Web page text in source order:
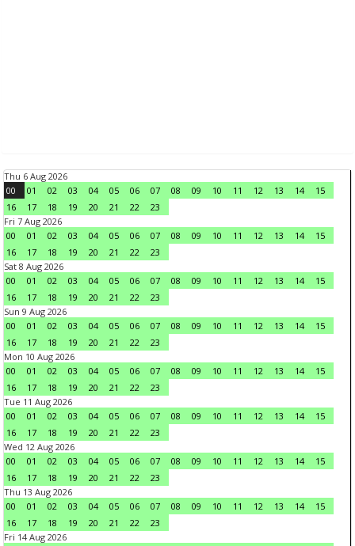
Thu 6 Aug 2026
00
01 02 03 04 05 06 07 08 09 10 11 12 13 14
15
16
17 18 19 20 21 22
23
Fri 7 Aug 2026
00
01 02 03 04 05 06 07 08 09 10 11 12 13 14
15
16
17 18 19 20 21 22
23
Sat 8 Aug 2026
00
01 02 03 04 05 06 07 08 09 10 11 12 13 14
15
16
17 18 19 20 21 22
23
Sun 9 Aug 2026
00
01 02 03 04 05 06 07 08 09 10 11 12 13 14
15
16
17 18 19 20 21 22
23
Mon 10 Aug 2026
00
01 02 03 04 05 06 07 08 09 10 11 12 13 14
15
16
17 18 19 20 21 22
23
Tue 11 Aug 2026
00
01 02 03 04 05 06 07 08 09 10 11 12 13 14
15
16
17 18 19 20 21 22
23
Wed 12 Aug 2026
00
01 02 03 04 05 06 07 08 09 10 11 12 13 14
15
16
17 18 19 20 21 22
23
Thu 13 Aug 2026
00
01 02 03 04 05 06 07 08 09 10 11 12 13 14
15
16
17 18 19 20 21 22
23
Fri 14 Aug 2026